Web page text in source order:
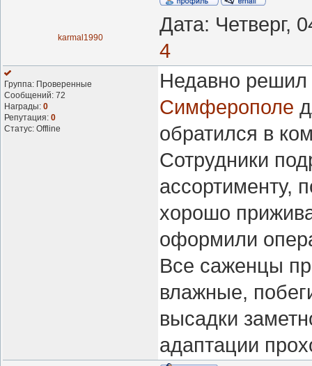
karmal1990
Дата: Четверг,
4
Группа: Проверенные
Сообщений: 72
Награды: 0
Репутация: 0
Статус: Offline
Недавно решил
Симферополе
обратился в
Сотрудники
ассортименту,
хорошо
оформили
Все саженцы
влажные,
высадки
адаптации